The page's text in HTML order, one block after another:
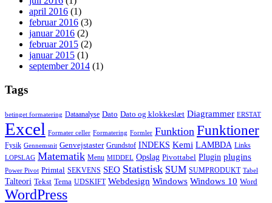
april 2016 (1)
februar 2016 (3)
januar 2016 (2)
februar 2015 (2)
januar 2015 (1)
september 2014 (1)
Tags
betinget formatering Dataanalyse Dato Dato og klokkeslæt Diagrammer ERSTAT
Excel Formater celler Formatering Formler Funktion Funktioner
Fysik Gennemsnit Genvejstaster Grundstof INDEKS Kemi LAMBDA Links
LOPSLAG Matematik Menu MIDDEL Opslag Pivottabel Plugin plugins
Power Pivot Primtal SEKVENS SEO Statistisk SUM SUMPRODUKT Tabel
Talteori Tekst Tema UDSKIFT Webdesign Windows Windows 10 Word
WordPress